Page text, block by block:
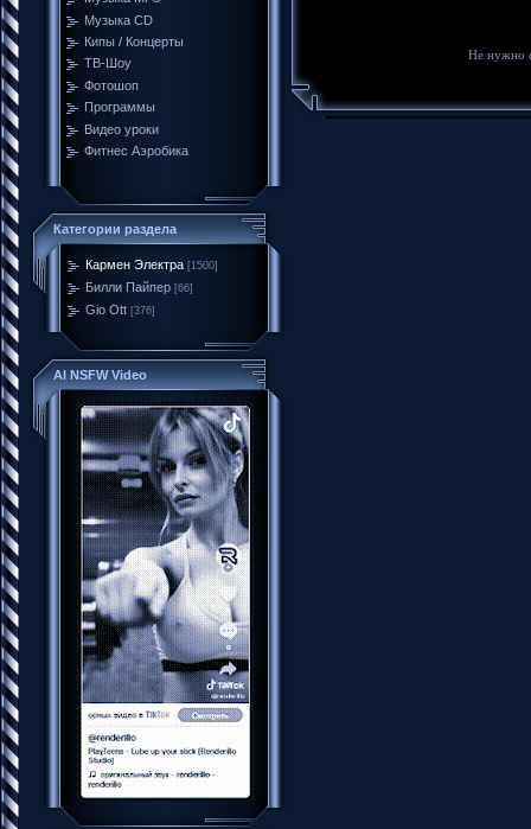
Музыка CD
Кипы / Концерты
ТВ-Шоу
Фотошоп
Программы
Видео уроки
Фитнес Аэробика
Категории раздела
Кармен Электра [1500]
Билли Пайпер [66]
Gio Ott [376]
AI NSFW Video
Не нужно